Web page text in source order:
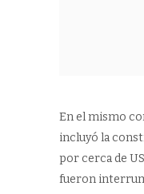
En el mismo
incluyó la
por cerca de
fueron